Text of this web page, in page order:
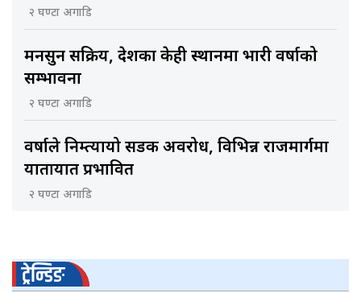
२ घण्टा अगाडि
मनसुन सक्रिय, देशका केही स्थानमा भारी वर्षाको
सम्भावना
२ घण्टा अगाडि
वर्षाले निम्त्यायो सडक अवरोध, विभिन्न राजमार्गमा
यातायात प्रभावित
२ घण्टा अगाडि
ट्रेन्डिङ